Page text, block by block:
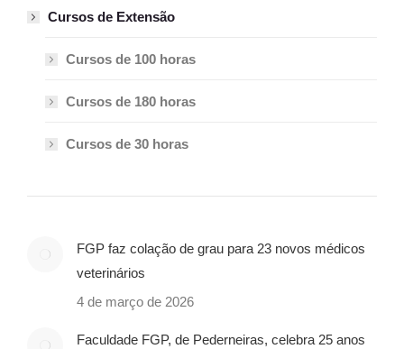
Cursos de Extensão
Cursos de 100 horas
Cursos de 180 horas
Cursos de 30 horas
FGP faz colação de grau para 23 novos médicos
veterinários
4 de março de 2026
Faculdade FGP, de Pederneiras, celebra 25 anos